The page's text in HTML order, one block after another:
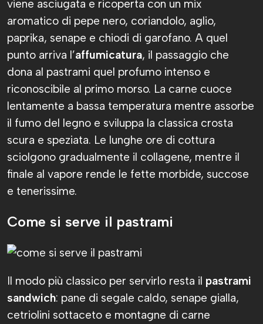
viene asciugata e ricoperta con un mix
aromatico di pepe nero, coriandolo, aglio,
paprika, senape e chiodi di garofano. A quel
punto arriva l’affumicatura, il passaggio che
dona al pastrami quel profumo intenso e
riconoscibile al primo morso. La carne cuoce
lentamente a bassa temperatura mentre assorbe
il fumo del legno e sviluppa la classica crosta
scura e speziata. Le lunghe ore di cottura
sciolgono gradualmente il collagene, mentre il
finale al vapore rende le fette morbide, succose
e tenerissime.
Come si serve il pastrami
Il modo più classico per servirlo resta il pastrami
sandwich: pane di segale caldo, senape gialla,
cetriolini sottaceto e montagne di carne